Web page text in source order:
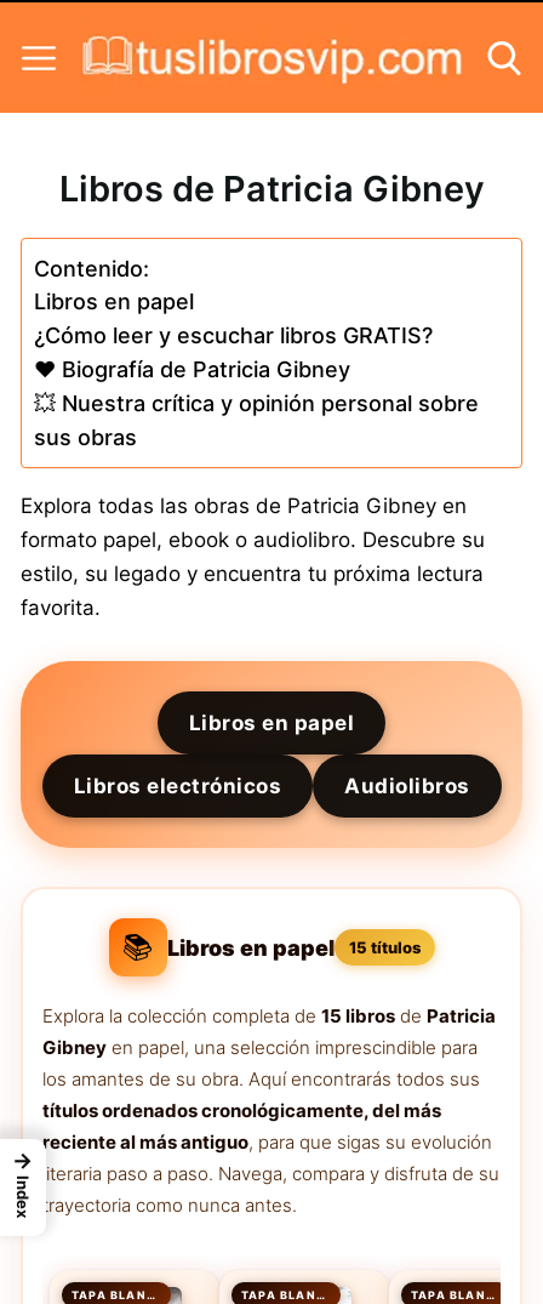
Libros de Patricia Gibney
Contenido:
Libros en papel
¿Cómo leer y escuchar libros GRATIS?
❤️ Biografía de Patricia Gibney
💥 Nuestra crítica y opinión personal sobre
sus obras
Explora todas las obras de Patricia Gibney en
formato papel, ebook o audiolibro. Descubre su
estilo, su legado y encuentra tu próxima lectura
favorita.
Libros en papel
Libros electrónicos Audiolibros
📚 Libros en papel 15 títulos
Explora la colección completa de 15 libros de Patricia
Gibney en papel, una selección imprescindible para
los amantes de su obra. Aquí encontrarás todos sus
títulos ordenados cronológicamente, del más
reciente al más antiguo, para que sigas su evolución
literaria paso a paso. Navega, compara y disfruta de su
trayectoria como nunca antes.
TAPA BLANDA TAPA BLANDA TAPA BLANDA
→
Index